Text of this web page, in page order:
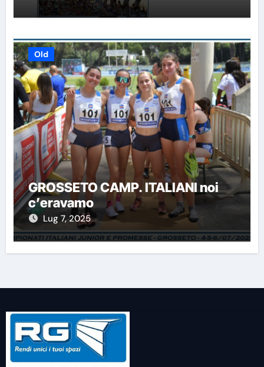
Old
GROSSETO CAMP. ITALIANI noi
c’eravamo
Lug 7, 2025